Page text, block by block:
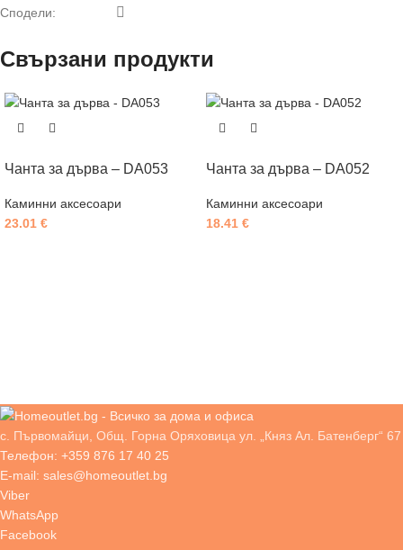
Сподели:
Свързани продукти
Чанта за дърва – DA053
Каминни аксесоари
23.01 €
Чанта за дърва – DA052
Каминни аксесоари
18.41 €
с. Първомайци, Общ. Горна Оряховица ул. „Княз Ал. Батенберг“ 67
Телефон: +359 876 17 40 25
E-mail: sales@homeoutlet.bg
Viber
WhatsApp
Facebook